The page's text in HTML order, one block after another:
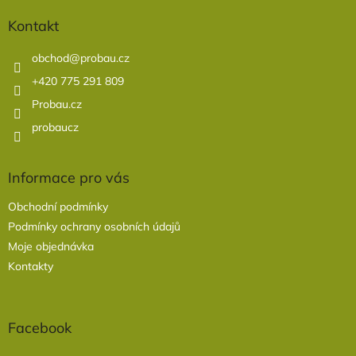
Kontakt
obchod@probau.cz
+420 775 291 809
Probau.cz
probaucz
Informace pro vás
Obchodní podmínky
Podmínky ochrany osobních údajů
Moje objednávka
Kontakty
Facebook